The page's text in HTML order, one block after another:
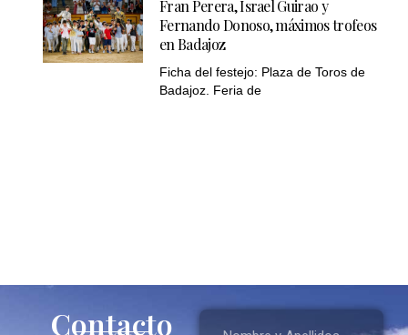
Fran Perera, Israel Guirao y
Fernando Donoso, máximos trofeos
en Badajoz
Ficha del festejo: Plaza de Toros de
Badajoz. Feria de
Contacto